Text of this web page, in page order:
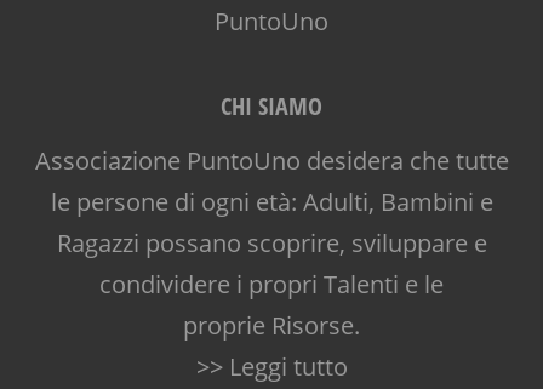
CHI SIAMO
Associazione PuntoUno desidera che tutte
le persone di ogni età: Adulti, Bambini e
Ragazzi possano scoprire, sviluppare e
condividere i propri Talenti e le
proprie Risorse.
>> Leggi tutto